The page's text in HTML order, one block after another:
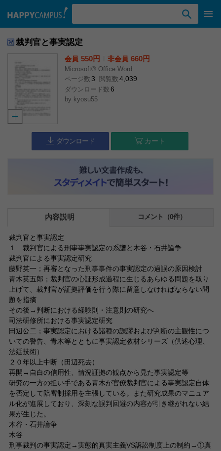
裁判官と事実認定
会員 550円 非会員 660円
Microsoft® Office Word
ページ数 3 閲覧数 4,039
ダウンロード数 6
by kyosu55
ダウンロード カート
内容説明 コメント（0件）
裁判官と事実認定
１ 裁判官による刑事事実認定の系譜と木谷・石井論争
裁判官による事実認定研究
藤野英一；再審となった刑事事件の事実認定の過誤の原因検討
青木英五郎；裁判官の心証形成過程に生じるあらゆる問題を取り
上げて、裁判官が証拠評価を行う際に留意しなければならない問
題を指摘
その後→判断における経験則・注意則の研究へ
司法研修所における事実認定研究
田辺公二；事実認定における諸種の誤謬および判断の主観性につ
いての警告、青木等とともに事実認定教材シリーズ（供述心理、
法廷技術）
２０年以上中断（田辺死去）
再開→自白の信用性、情況証拠の観点から見た事実認定等
研究の一方の担い手である青木が官僚裁判官による事実認定自体
を否定して陪審制採用を主張している。また研究成果のマニュア
ル化が進展しており、深刻な誤判回避の内容が引き継がれない結
果が生じた。
木谷・石井論争
木谷
刑事裁判の事実認定→実態的真実主義VS訴訟制度上の制約→①真